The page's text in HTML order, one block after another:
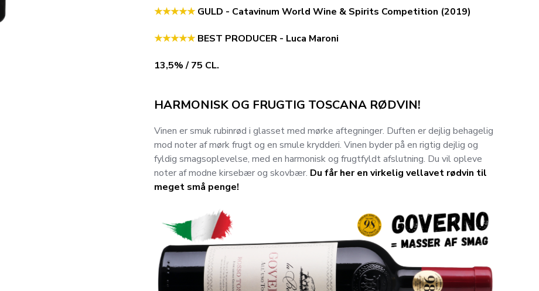
★★★★★ GULD - Catavinum World Wine & Spirits Competition (2019)
★★★★★ BEST PRODUCER - Luca Maroni
13,5% / 75 CL.
HARMONISK OG FRUGTIG TOSCANA RØDVIN!
Vinen er smuk rubinrød i glasset med mørke aftegninger. Duften er dejlig behagelig
mod noter af mørk frugt og en smule krydderi. Vinen byder på en rigtig dejlig og
fyldig smagsoplevelse, med en harmonisk og frugtfyldt afslutning. Du vil opleve
noter af modne kirsebær og skovbær. Du får her en virkelig vellavet rødvin til
meget små penge!